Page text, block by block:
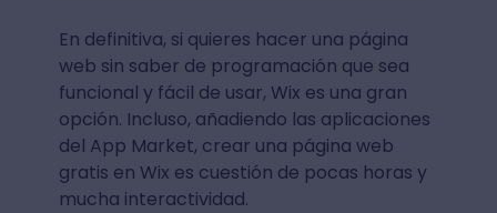
En definitiva, si quieres hacer una página
web sin saber de programación que sea
funcional y fácil de usar, Wix es una gran
opción. Incluso, añadiendo las aplicaciones
del App Market, crear una página web
gratis en Wix es cuestión de pocas horas y
mucha interactividad.